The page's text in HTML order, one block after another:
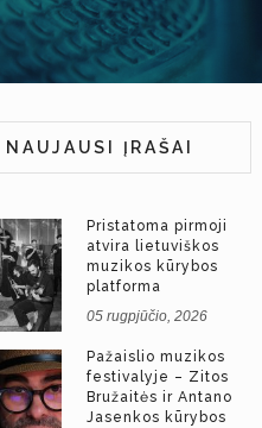
NAUJAUSI ĮRAŠAI
Pristatoma pirmoji
atvira lietuviškos
muzikos kūrybos
platforma
05 rugpjūčio, 2026
Pažaislio muzikos
festivalyje – Zitos
Bružaitės ir Antano
Jasenkos kūrybos